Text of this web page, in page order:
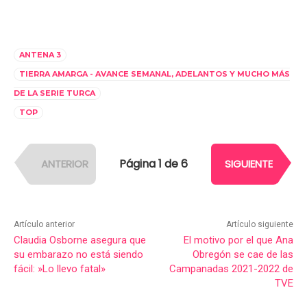
ANTENA 3
TIERRA AMARGA - AVANCE SEMANAL, ADELANTOS Y MUCHO MÁS
DE LA SERIE TURCA
TOP
ANTERIOR Página 1 de 6 SIGUIENTE
Artículo anterior
Claudia Osborne asegura que
su embarazo no está siendo
fácil: »Lo llevo fatal»
Artículo siguiente
El motivo por el que Ana
Obregón se cae de las
Campanadas 2021-2022 de
TVE